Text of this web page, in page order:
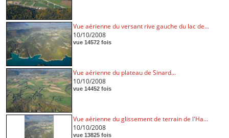
Vue aérienne du versant rive gauche du lac de...
10/10/2008
vue 14572 fois
Vue aérienne du plateau de Sinard...
10/10/2008
vue 14452 fois
Vue aérienne du glissement de terrain de l'Ha...
10/10/2008
vue 13825 fois